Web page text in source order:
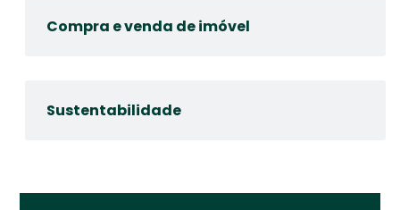
Compra e venda de imóvel
Sustentabilidade